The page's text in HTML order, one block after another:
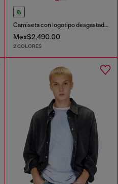
Camiseta con logotipo desgastado en relieve
Mex$2,490.00
2 COLORES